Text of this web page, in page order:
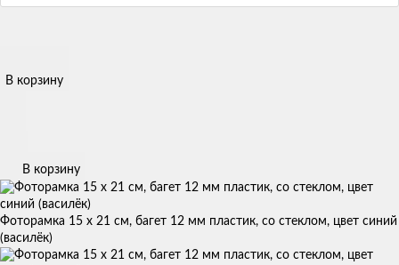
В корзину
В корзину
Фоторамка 15 х 21 см, багет 12 мм пластик, со стеклом, цвет синий
(василёк)